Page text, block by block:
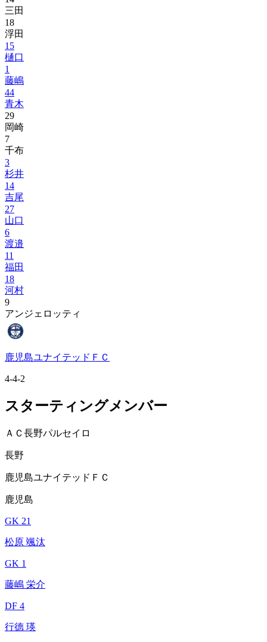
三田
18
浮田
15
樋口
1
藤嶋
44
青木
29
岡崎
7
千布
3
杉井
14
吉尾
27
山口
6
渡邉
11
福田
18
河村
9
アンジェロッティ
鹿児島ユナイテッドＦＣ
4-4-2
スターティングメンバー
ＡＣ長野パルセイロ
長野
鹿児島ユナイテッドＦＣ
鹿児島
GK 21
松原 颯汰
GK 1
藤嶋 栄介
DF 4
行德 瑛